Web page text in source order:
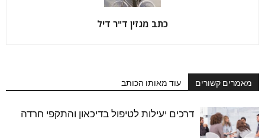
כתב מגזין ד"ר דיל
מאמרים קשורים עוד מאותו הכותב
דרכים יעילות לטיפול בדיכאון והתקפי חרדה